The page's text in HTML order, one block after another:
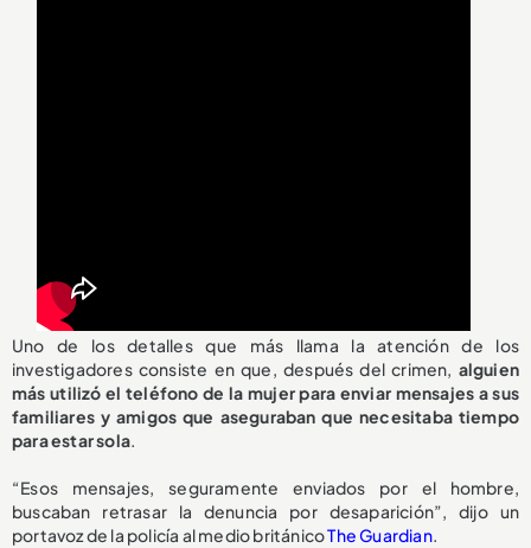
Uno de los detalles que más llama la atención de los
investigadores consiste en que, después del crimen, alguien
más utilizó el teléfono de la mujer para enviar mensajes a sus
familiares y amigos que aseguraban que necesitaba tiempo
para estar sola.
“Esos mensajes, seguramente enviados por el hombre,
buscaban retrasar la denuncia por desaparición”, dijo un
portavoz de la policía al medio británicoThe Guardian.